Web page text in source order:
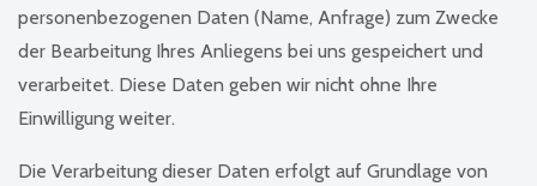
personenbezogenen Daten (Name, Anfrage) zum Zwecke
der Bearbeitung Ihres Anliegens bei uns gespeichert und
verarbeitet. Diese Daten geben wir nicht ohne Ihre
Einwilligung weiter.
Die Verarbeitung dieser Daten erfolgt auf Grundlage von